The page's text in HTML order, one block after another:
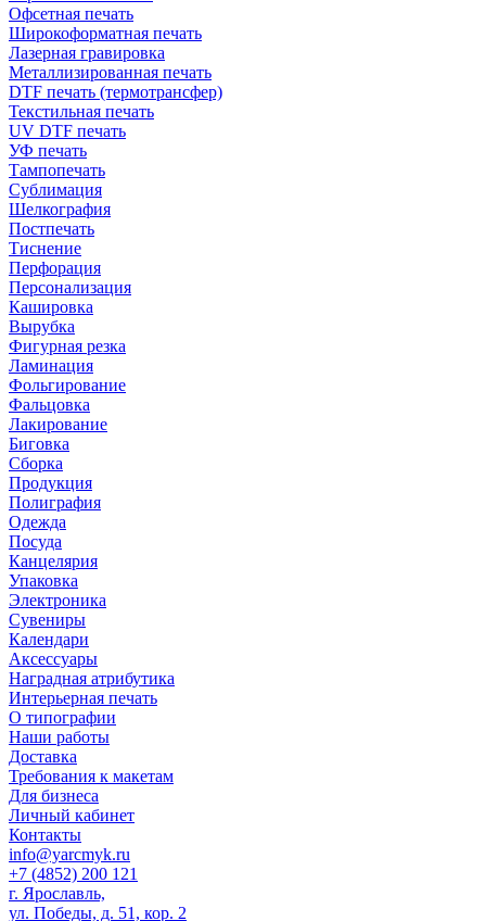
Офсетная печать
Широкоформатная печать
Лазерная гравировка
Металлизированная печать
DTF печать (термотрансфер)
Текстильная печать
UV DTF печать
УФ печать
Тампопечать
Сублимация
Шелкография
Постпечать
Тиснение
Перфорация
Персонализация
Кашировка
Вырубка
Фигурная резка
Ламинация
Фольгирование
Фальцовка
Лакирование
Биговка
Сборка
Продукция
Полиграфия
Одежда
Посуда
Канцелярия
Упаковка
Электроника
Сувениры
Календари
Аксессуары
Наградная атрибутика
Интерьерная печать
О типографии
Наши работы
Доставка
Требования к макетам
Для бизнеса
Личный кабинет
Контакты
info@yarcmyk.ru
+7 (4852) 200 121
г. Ярославль,
ул. Победы, д. 51, кор. 2